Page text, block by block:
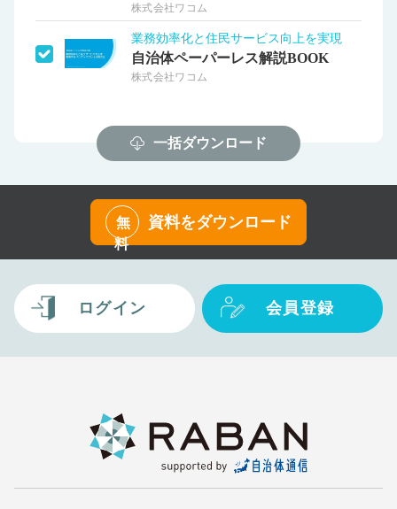
株式会社ワコム
業務効率化と住民サービス向上を実現
自治体ペーパーレス解説BOOK
株式会社ワコム
一括ダウンロード
無
料
資料をダウンロード
ログイン 会員登録